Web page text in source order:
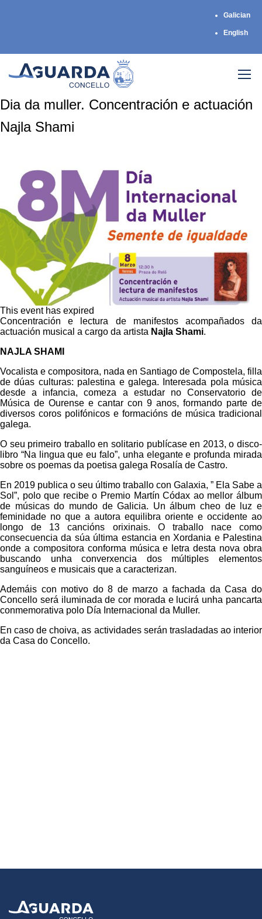
Galician
English
Dia da muller. Concentración e actuación
Najla Shami
This event has expired
Concentración e lectura de manifestos acompañados da
actuación musical a cargo da artista Najla Shami.
NAJLA SHAMI
Vocalista e compositora, nada en Santiago de Compostela, filla
de dúas culturas: palestina e galega. Interesada pola música
desde a infancia, comeza a estudar no Conservatorio de
Música de Ourense e cantar con 9 anos, formando parte de
diversos coros polifónicos e formacións de música tradicional
galega.
O seu primeiro traballo en solitario publícase en 2013, o disco-
libro “Na lingua que eu falo”, unha elegante e profunda mirada
sobre os poemas da poetisa galega Rosalía de Castro.
En 2019 publica o seu último traballo con Galaxia, ” Ela Sabe a
Sol”, polo que recibe o Premio Martín Códax ao mellor álbum
de músicas do mundo de Galicia. Un álbum cheo de luz e
feminidade no que a autora equilibra oriente e occidente ao
longo de 13 cancións orixinais. O traballo nace como
consecuencia da súa última estancia en Xordania e Palestina
onde a compositora conforma música e letra desta nova obra
buscando unha converxencia dos múltiples elementos
sanguíneos e musicais que a caracterizan.
Ademáis con motivo do 8 de marzo a fachada da Casa do
Concello será iluminada de cor morada e lucirá unha pancarta
conmemorativa polo Día Internacional da Muller.
En caso de choiva, as actividades serán trasladadas ao interior
da Casa do Concello.